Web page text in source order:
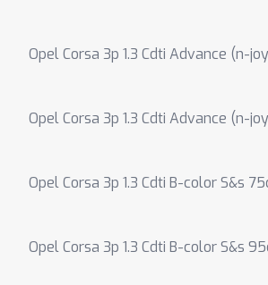
Opel Corsa 3p 1.3 Cdti Advance (n-
Opel Corsa 3p 1.3 Cdti Advance (n-
Opel Corsa 3p 1.3 Cdti B-color S&s
Opel Corsa 3p 1.3 Cdti B-color S&s